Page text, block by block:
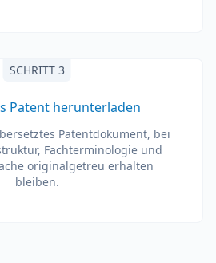
SCHRITT 3
Patent herunterladen
Patentdokument, bei
Fachterminologie und
originalgetreu erhalten
bleiben.